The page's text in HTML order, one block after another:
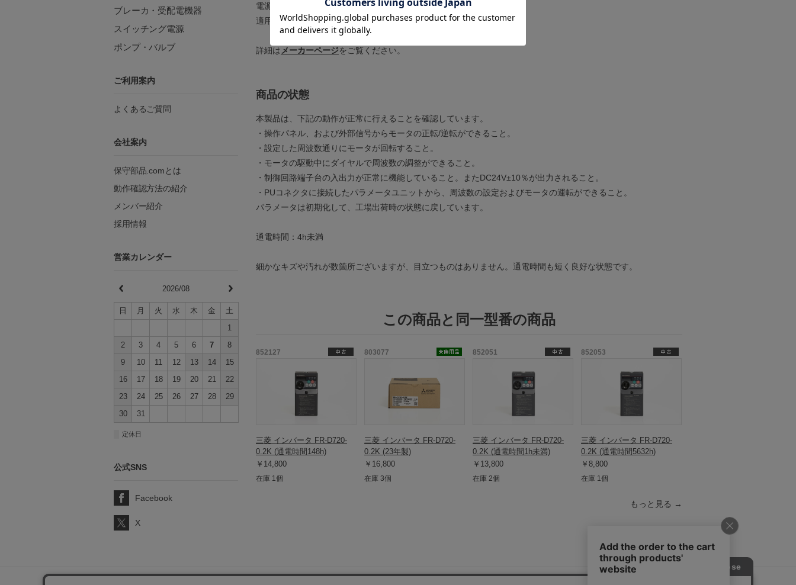
電源電圧：三相200〜240V 50Hz/60Hz
適用モータ容量：0.2kW
詳細は メーカーページをご覧ください。
商品の状態
本製品は、下記の動作が正常に行えることを確認しています。
・操作パネル、および外部信号からモータの正転/逆転ができること。
・設定した周波数通りにモータが回転すること。
・モータの駆動中にダイヤルで周波数の調整ができること。
・制御回路端子台の入出力が正常に機能していること。またDC24V±10％が出力されること。
・PUコネクタに接続したパラメータユニットから、周波数の設定およびモータの運転ができること。
パラメータは初期化して、工場出荷時の状態に戻しています。
通電時間：4h未満
細かなキズや汚れが数箇所ございますが、目立つものはありません。通電時間も短く良好な状態です。
この商品と同一型番の商品
852127
三菱 インバータ FR-D720-
0.2K (通電時間148h)
￥14,800
在庫 1個
803077
三菱 インバータ FR-D720-
0.2K (23年製)
￥16,800
在庫 3個
852051
三菱 インバータ FR-D720-
0.2K (通電時間1h未満)
￥13,800
在庫 2個
852053
三菱 インバータ FR-D720-
0.2K (通電時間5632h)
￥8,800
在庫 1個
もっと見る →
ブレーカ・受配電機器
スイッチング電源
ポンプ・バルブ
ご利用案内
よくあるご質問
会社案内
保守部品.comとは
動作確認方法の紹介
メンバー紹介
採用情報
営業カレンダー
2026/08
日 月 火 水 木 金
土
1
2
3 4 5 6 7
8
9
10 11 12 13 14
15
16
17 18 19 20 21
22
23
24 25 26 27 28
29
30
31
定休日
公式SNS
Facebook
X